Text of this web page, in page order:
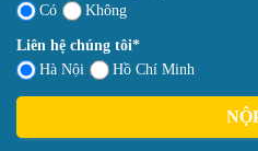
Có
Không
Liên hệ chúng tôi*
Hà Nội
Hồ Chí Minh